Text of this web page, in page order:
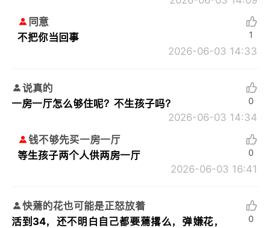
同意
不把你当回事
2026-06-03 14:33
1
说真的
一房一厅怎么够住呢？不生孩子吗？
2026-06-03 14:34
0
钱不够先买一房一厅
等生孩子两个人供两房一厅
2026-06-03 16:41
0
快蔫的花也可能是正怒放着
活到34，还不明白自己都要蔫撂么，弹嫌花，
0